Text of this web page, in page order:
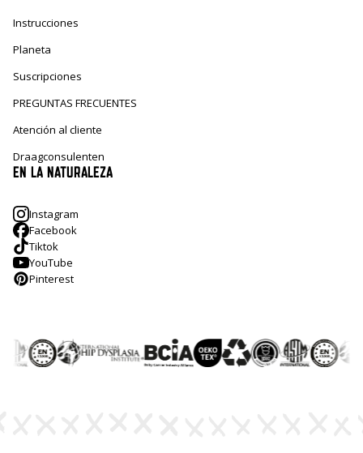
Instrucciones
Planeta
Suscripciones
PREGUNTAS FRECUENTES
Atención al cliente
Draagconsulenten
EN LA NATURALEZA
Instagram
Facebook
Tiktok
YouTube
Pinterest